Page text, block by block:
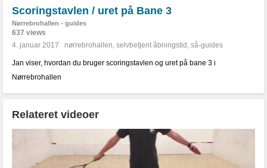
Scoringstavlen / uret på Bane 3
Nørrebrohallen - guides
637 views
4. januar 2017
nørrebrohallen, selvbetjent åbningstid , så-guides
Jan viser, hvordan du bruger scoringstavlen og uret på bane 3 i
Nørrebrohallen
Relateret videoer